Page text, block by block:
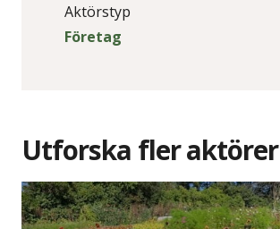
Aktörstyp
Företag
Utforska fler aktörer